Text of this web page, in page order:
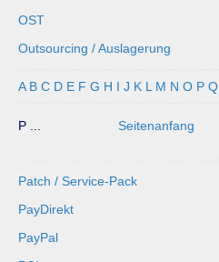
OST
Outsourcing / Auslagerung
A B C D E F G H I J K L M N O P Q
P ... Seitenanfang
Patch / Service-Pack
PayDirekt
PayPal